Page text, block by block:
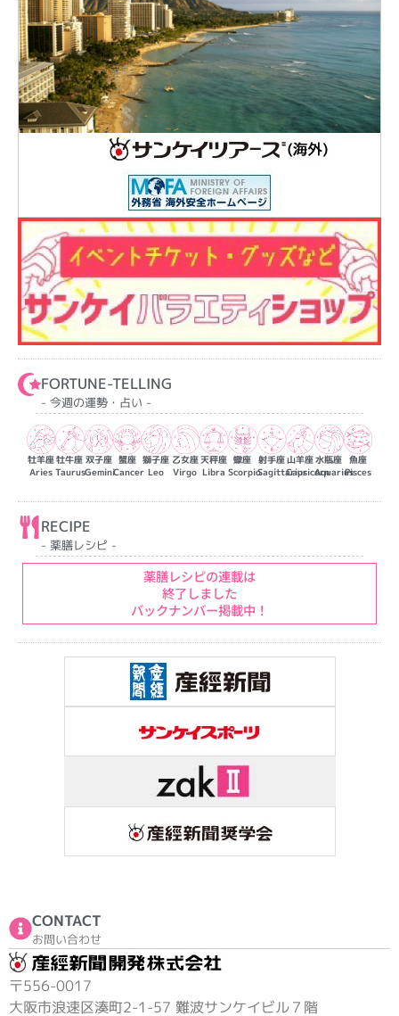
FORTUNE-TELLING
- 今週の運勢・占い -
牡羊座
Aries
牡牛座
Taurus
双子座
Gemini
蟹座
Cancer
獅子座
Leo
乙女座
Virgo
天秤座
Libra
蠍座
Scorpio
射手座
Sagittarius
山羊座
Capricorn
水瓶座
Aquarius
魚座
Pisces
RECIPE
- 薬膳レシピ -
薬膳レシピの連載は
終了しました
バックナンバー掲載中！
CONTACT
お問い合わせ
〒556-0017
大阪市浪速区湊町2-1-57 難波サンケイビル７階